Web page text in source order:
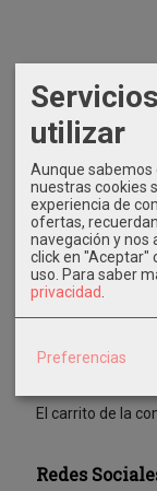
Marcas
Costes de
GRATIS *
El carrito de la
Redes
utilizar
Aunque sabemos
nuestras cookies
experiencia de
ofertas,
navegación y nos
click en "Aceptar"
uso. Para saber
privacidad
Preferencias